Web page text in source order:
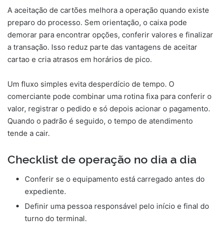
A aceitação de cartões melhora a operação quando existe
preparo do processo. Sem orientação, o caixa pode
demorar para encontrar opções, conferir valores e finalizar
a transação. Isso reduz parte das vantagens de aceitar
cartao e cria atrasos em horários de pico.
Um fluxo simples evita desperdício de tempo. O
comerciante pode combinar uma rotina fixa para conferir o
valor, registrar o pedido e só depois acionar o pagamento.
Quando o padrão é seguido, o tempo de atendimento
tende a cair.
Checklist de operação no dia a dia
Conferir se o equipamento está carregado antes do
expediente.
Definir uma pessoa responsável pelo início e final do
turno do terminal.